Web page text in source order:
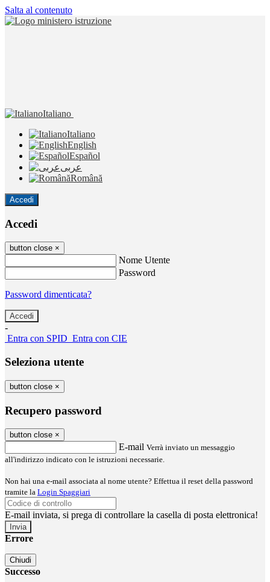
Salta al contenuto
Italiano
Italiano
English
Español
عربى
Română
Accedi
Accedi
button close ×
Nome Utente
Password
Password dimenticata?
-
Entra con SPID Entra con CIE
Seleziona utente
button close ×
Recupero password
button close ×
E-mail Verrà inviato un messaggio
all'indirizzo indicato con le istruzioni necessarie.
Non hai una e-mail associata al nome utente? Effettua il reset della password
tramite la Login Spaggiari
E-mail inviata, si prega di controllare la casella di posta elettronica!
Errore
Chiudi
Successo